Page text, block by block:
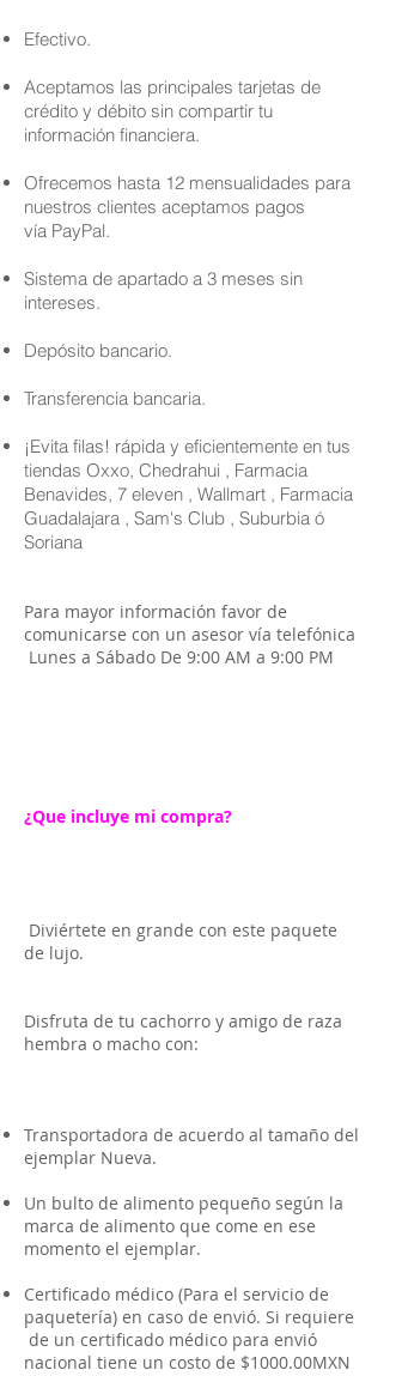
Efectivo.
Aceptamos las principales tarjetas de
crédito y débito sin compartir tu
información financiera.
Ofrecemos hasta 12 mensualidades para
nuestros clientes aceptamos pagos
vía PayPal.
Sistema de apartado a 3 meses sin
intereses.
Depósito bancario.
Transferencia bancaria.
¡Evita filas! rápida y eficientemente en tus
tiendas Oxxo, Chedrahui , Farmacia
Benavides, 7 eleven , Wallmart , Farmacia
Guadalajara , Sam's Club , Suburbia ó
Soriana
Para mayor información favor de
comunicarse con un asesor vía telefónica
Lunes a Sábado De 9:00 AM a 9:00 PM
¿Que incluye mi compra?
Diviértete en grande con este paquete
de lujo.
Disfruta de tu cachorro y amigo de raza
hembra o macho con:
Transportadora de acuerdo al tamaño del
ejemplar Nueva.
Un bulto de alimento pequeño según la
marca de alimento que come en ese
momento el ejemplar.
Certificado médico (Para el servicio de
paquetería) en caso de envió. Si requiere
de un certificado médico para envió
nacional tiene un costo de $1000.00MXN